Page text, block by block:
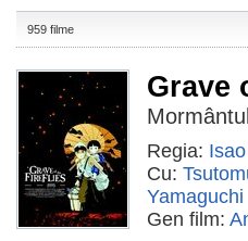
959 filme
Grave
Regia:
Cu:
Yamaguchi
Gen film: